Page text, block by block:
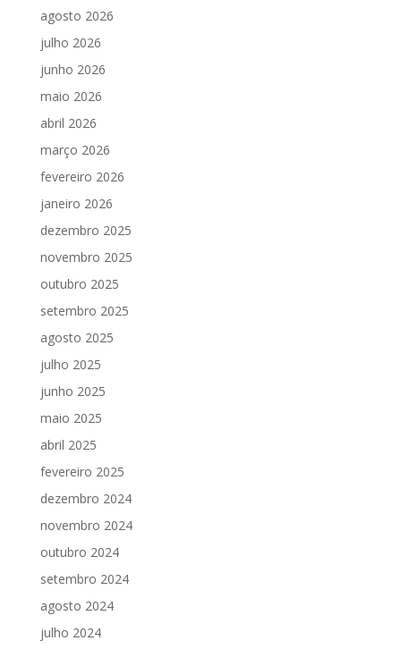
agosto 2026
julho 2026
junho 2026
maio 2026
abril 2026
março 2026
fevereiro 2026
janeiro 2026
dezembro 2025
novembro 2025
outubro 2025
setembro 2025
agosto 2025
julho 2025
junho 2025
maio 2025
abril 2025
fevereiro 2025
dezembro 2024
novembro 2024
outubro 2024
setembro 2024
agosto 2024
julho 2024